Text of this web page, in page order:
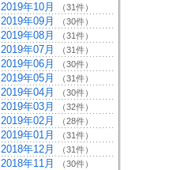
2019年10月 （31件）
2019年09月 （30件）
2019年08月 （31件）
2019年07月 （31件）
2019年06月 （30件）
2019年05月 （31件）
2019年04月 （30件）
2019年03月 （32件）
2019年02月 （28件）
2019年01月 （31件）
2018年12月 （31件）
2018年11月 （30件）